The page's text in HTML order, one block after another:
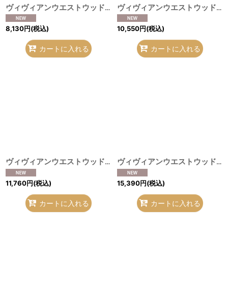
ヴィヴィアンウエストウッド MAN 中古 / ロゴ総柄ネクタイ ブルー O-26-08-02-094-gd-IG-OS
8,130円(税込)
カートに入れる
ヴィヴィアンウエストウッド 中古 / ロングベルト ブラック O-26-08-02-093-gd-IG-OS
10,550円(税込)
カートに入れる
ヴィヴィアンウエストウッド 中古 / オーブバックルメタルベルト ブラウン×シルバー O-26-08-02-091-gd-IG-OS
11,760円(税込)
カートに入れる
ヴィヴィアンウエストウッド 中古 / ディアマンテハートバックルベルト ブラウン×シルバー O-26-08-02-090-gd-IG-OS
15,390円(税込)
カートに入れる